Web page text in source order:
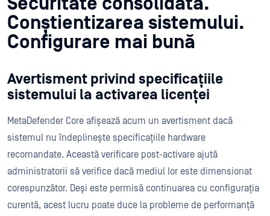
Conștientizarea sistemului.
Configurare mai bună
Avertisment privind specificațiile
sistemului la activarea licenței
MetaDefender Core afișează acum un avertisment dacă
sistemul nu îndeplinește specificațiile hardware
recomandate. Această verificare post-activare ajută
administratorii să verifice dacă mediul lor este dimensionat
corespunzător. Deși este permisă continuarea cu configurația
curentă, acest lucru poate duce la probleme de performanță